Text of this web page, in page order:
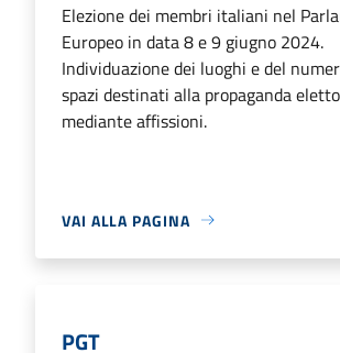
Elezione dei membri italiani nel
Europeo in data 8 e 9 giugno 2024.
Individuazione dei luoghi e del
spazi destinati alla propaganda
mediante affissioni.
VAI ALLA PAGINA
PGT